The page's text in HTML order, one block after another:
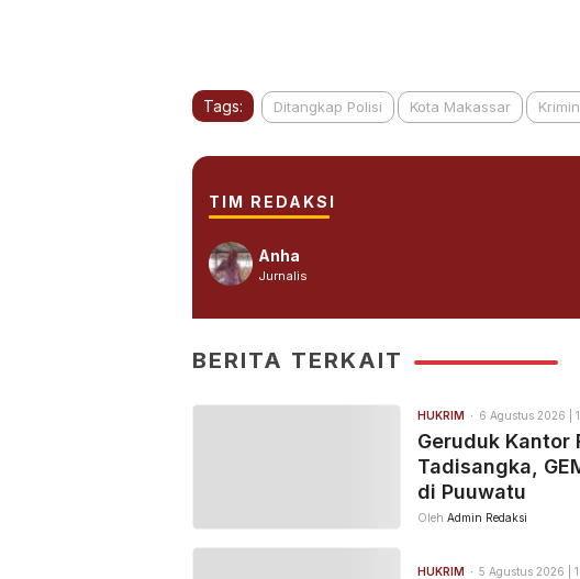
Tags: Ditangkap Polisi Kota Makassar
TIM REDAKSI
Anha
Jurnalis
BERITA TERKAIT
HUKRIM 6 Agustus 2026 |
Geruduk Kantor
Tadisangka,
di Puuwatu
Oleh Admin Redaksi
HUKRIM 5 Agustus 2026 |